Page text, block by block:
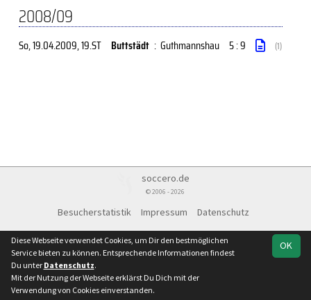
2008/09
So, 19.04.2009, 19.ST Buttstädt : Guthmannshau 5 : 9 (1)
soccero.de
© 2006 - 2026
Besucherstatistik Impressum Datenschutz
OK
Diese Webseite verwendet Cookies, um Dir den bestmöglichen
Service bieten zu können. Entsprechende Informationen findest
Du unter Datenschutz.
Mit der Nutzung der Webseite erklärst Du Dich mit der
Verwendung von Cookies einverstanden.